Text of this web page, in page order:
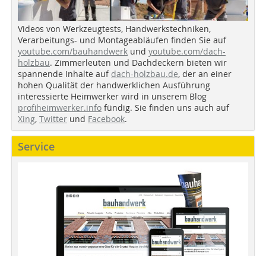
Videos von Werkzeugtests, Handwerkstechniken,
Verarbeitungs- und Montageabläufen finden Sie auf
youtube.com/bauhandwerk und youtube.com/dach-
holzbau. Zimmerleuten und Dachdeckern bieten wir
spannende Inhalte auf dach-holzbau.de, der an einer
hohen Qualität der handwerklichen Ausführung
interessierte Heimwerker wird in unserem Blog
profiheimwerker.info fündig. Sie finden uns auch auf
Xing, Twitter und Facebook.
Service